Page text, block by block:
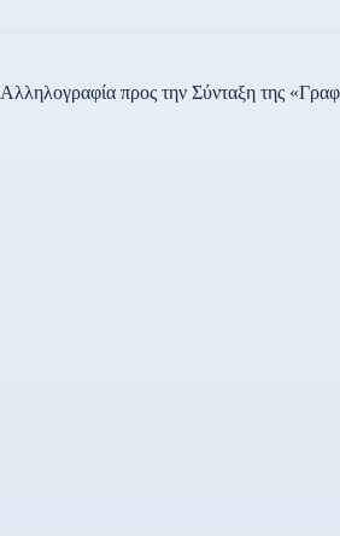
Αλληλογραφία προς την Σύνταξη της